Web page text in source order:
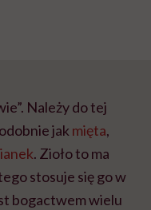
Należy do tej
jakmięta,
. Zioło to ma
stosuje się go w
bogactwem wielu